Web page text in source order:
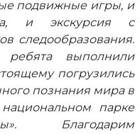
подвижные игры, и
и экскурсия с
следообразования.
выполнили
погрузились
познания мира в
парке
Благодарим